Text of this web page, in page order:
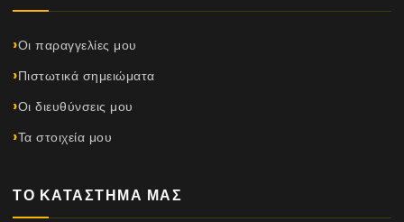
Οι παραγγελίες μου
Πιστωτικά σημειώματα
Οι διευθύνσεις μου
Τα στοιχεία μου
ΤΟ ΚΑΤΆΣΤΗΜΆ ΜΑΣ